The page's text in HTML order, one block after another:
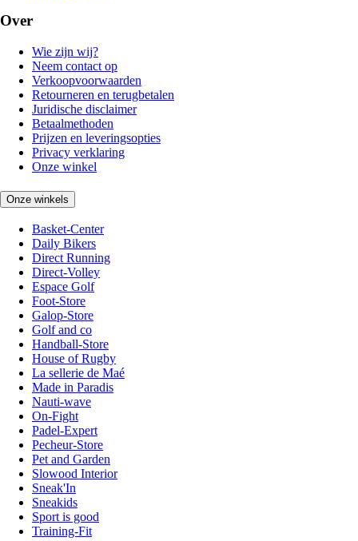
Over
Wie zijn wij?
Neem contact op
Verkoopvoorwaarden
Retourneren en terugbetalen
Juridische disclaimer
Betaalmethoden
Prijzen en leveringsopties
Privacy verklaring
Onze winkel
Onze winkels
Basket-Center
Daily Bikers
Direct Running
Direct-Volley
Espace Golf
Foot-Store
Galop-Store
Golf and co
Handball-Store
House of Rugby
La sellerie de Maé
Made in Paradis
Nauti-wave
On-Fight
Padel-Expert
Pecheur-Store
Pet and Garden
Slowood Interior
Sneak'In
Sneakids
Sport is good
Training-Fit